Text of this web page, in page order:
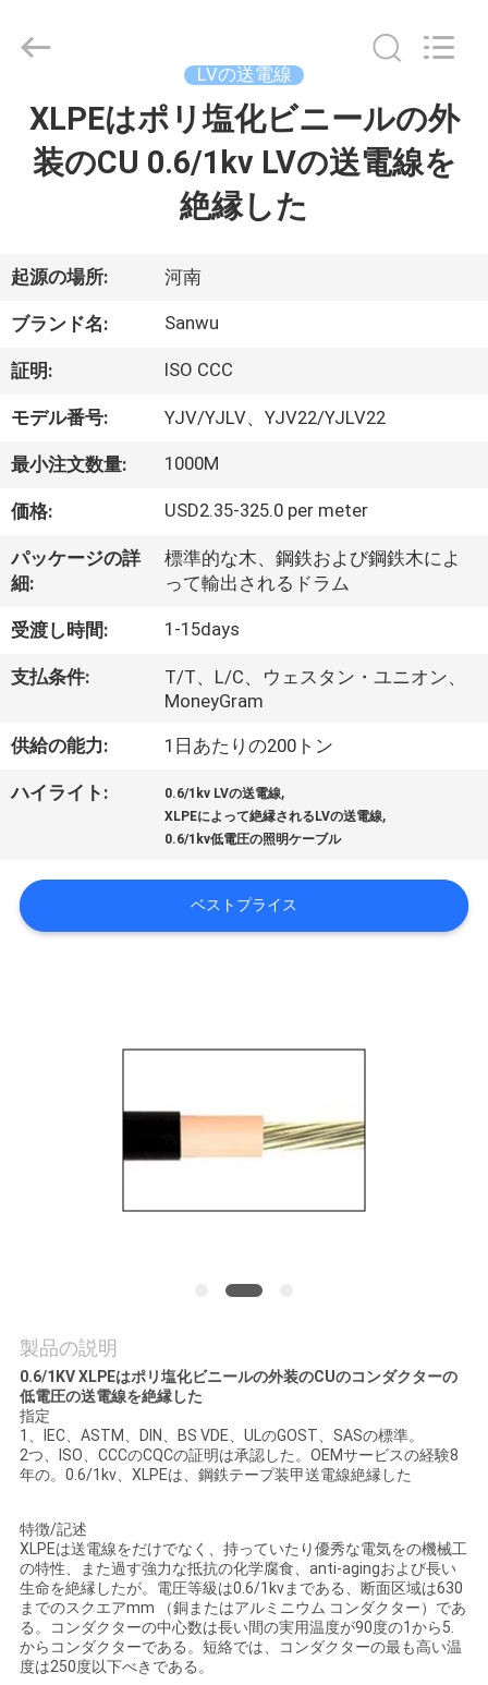
家
ダ
ク
ト
私
に
つ
い
て
工
場
し
な
さ
ニ
ュ
ー
supplier.
Copyright
Luoyang
Sanwu
LVの送電線
XLPEはポリ塩化ビニールの外
装のCU 0.6/1kv LVの送電線を
絶縁した
起源の場所: 河南
ブランド名: Sanwu
証明: ISO CCC
モデル番号: YJV/YJLV、YJV22/YJLV22
最小注文数量: 1000M
価格: USD2.35-325.0 per meter
パッケージの詳
細:
標準的な木、鋼鉄および鋼鉄木によ
って輸出されるドラム
受渡し時間: 1-15days
支払条件:
T/T、L/C、ウェスタン・ユニオン、
MoneyGram
供給の能力: 1日あたりの200トン
ハイライト: 0.6/1kv LVの送電線,
XLPEによって絶縁されるLVの送電線,
0.6/1kv低電圧の照明ケーブル
ベストプライス
製品の説明
0.6/1KV XLPEはポリ塩化ビニールの外装のCUのコンダクターの
低電圧の送電線を絶縁した
指定
1、IEC、ASTM、DIN、BS VDE、ULのGOST、SASの標準。
2つ、ISO、CCCのCQCの証明は承認した。OEMサービスの経験8
年の。0.6/1kv、XLPEは、鋼鉄テープ装甲送電線絶縁した
特徴/記述
XLPEは送電線をだけでなく、持っていたり優秀な電気をの機械工
の特性、また過す強力な抵抗の化学腐食、anti-agingおよび長い
生命を絶縁したが。電圧等級は0.6/1kvまである、断面区域は630
までのスクエアmm （銅またはアルミニウム コンダクター）であ
る。コンダクターの中心数は長い間の実用温度が90度の1から5.
からコンダクターである。短絡では、コンダクターの最も高い温
度は250度以下べきである。